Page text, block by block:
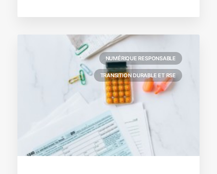
NUMÉRIQUE RESPONSABLE
TRANSITION DURABLE ET RSE